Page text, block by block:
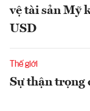
vệ tài sản Mỹ
USD
Thế giới
Sự thận trọng